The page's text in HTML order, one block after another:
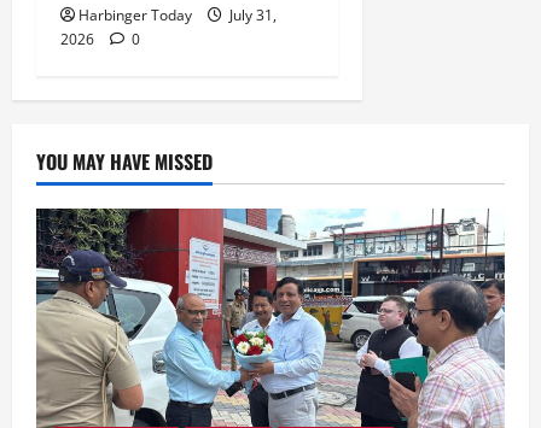
Harbinger Today
July 31,
2026
0
YOU MAY HAVE MISSED